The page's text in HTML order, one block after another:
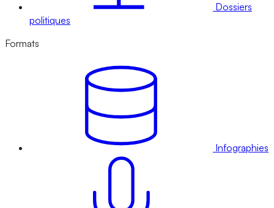
Dossiers
politiques
Formats
Infographies